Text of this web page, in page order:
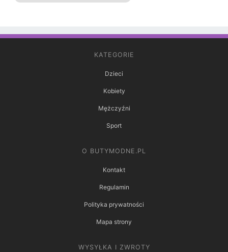
KATEGORIE
Dzieci
Kobiety
Mężczyźni
Sport
O BUTYMODNE.PL
Kontakt
Regulamin
Polityka prywatności
Mapa strony
WYSYŁKA I ZWROTY